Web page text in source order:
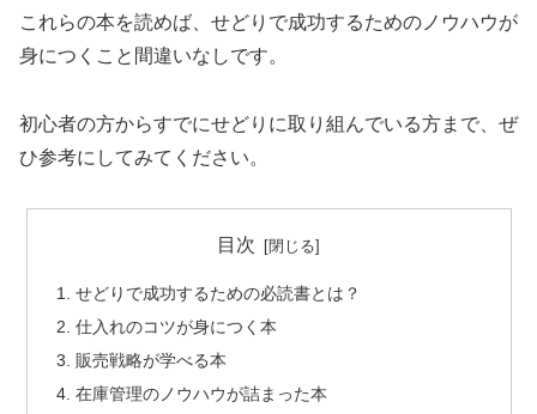
これらの本を読めば、せどりで成功するためのノウハウが
身につくこと間違いなしです。
初心者の方からすでにせどりに取り組んでいる方まで、ぜ
ひ参考にしてみてください。
目次
せどりで成功するための必読書とは？
仕入れのコツが身につく本
販売戦略が学べる本
在庫管理のノウハウが詰まった本